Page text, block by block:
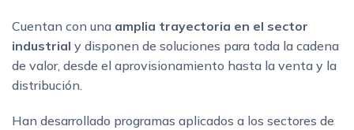
Cuentan con una amplia trayectoria en el sector
industrial y disponen de soluciones para toda la cadena
de valor, desde el aprovisionamiento hasta la venta y la
distribución.
Han desarrollado programas aplicados a los sectores de